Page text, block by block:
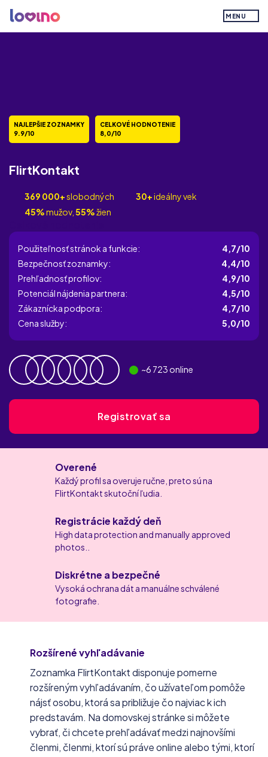
MENU
NAJLEPŠIE ZOZNAMKY
9.9/10
CELKOVÉ HODNOTENIE
8,0/10
FlirtKontakt
369 000+slobodných 30+ideálny vek
45%mužov, 55%žien
Použiteľnosť stránok a funkcie:
4,7/10
Bezpečnosť zoznamky:
4,4/10
Prehľadnosť profilov:
4,9/10
Potenciál nájdenia partnera:
4,5/10
Zákaznícka podpora:
4,7/10
Cena služby:
5,0/10
~6 723 online
Registrovať sa
Overené
Každý profil sa overuje ručne, preto sú na
FlirtKontakt skutoční ľudia.
Registrácie každý deň
High data protection and manually approved
photos..
Diskrétne a bezpečné
Vysoká ochrana dát a manuálne schválené
fotografie.
Rozšírené vyhľadávanie
Zoznamka FlirtKontakt disponuje pomerne
rozšíreným vyhľadávaním, čo užívateľom pomôže
nájsť osobu, ktorá sa približuje čo najviac k ich
predstavám. Na domovskej stránke si môžete
vybrať, či chcete prehľadávať medzi najnovšími
členmi, členmi, ktorí sú práve online alebo tými, ktorí